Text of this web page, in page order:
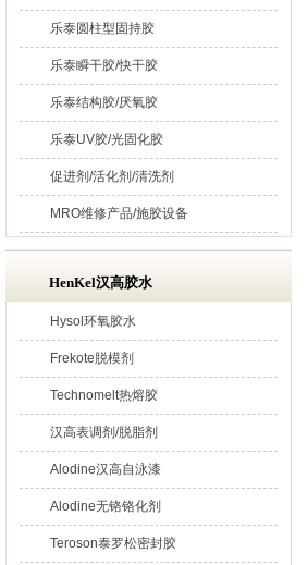
乐泰圆柱型固持胶
乐泰瞬干胶/快干胶
乐泰结构胶/厌氧胶
乐泰UV胶/光固化胶
促进剂/活化剂/清洗剂
MRO维修产品/施胶设备
HenKel汉高胶水
Hysol环氧胶水
Frekote脱模剂
Technomelt热熔胶
汉高表调剂/脱脂剂
Alodine汉高自泳漆
Alodine无铬铬化剂
Teroson泰罗松密封胶